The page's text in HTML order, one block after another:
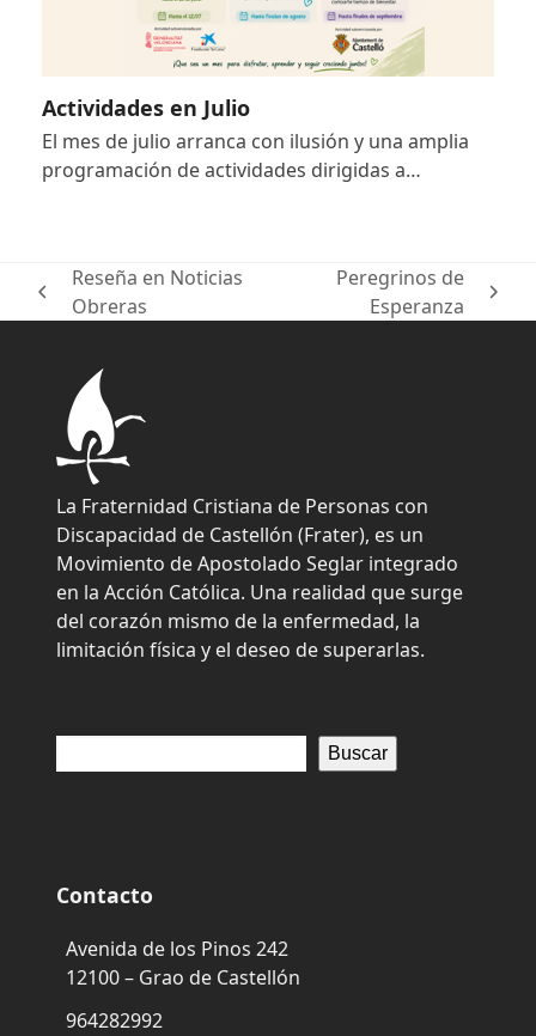
Actividades en Julio
El mes de julio arranca con ilusión y una amplia
programación de actividades dirigidas a…
previous
Reseña en Noticias
Obreras
Peregrinos de
Esperanza
La Fraternidad Cristiana de Personas con
Discapacidad de Castellón (Frater), es un
Movimiento de Apostolado Seglar integrado
en la Acción Católica. Una realidad que surge
del corazón mismo de la enfermedad, la
limitación física y el deseo de superarlas.
Buscar
Contacto
Avenida de los Pinos 242
12100 – Grao de Castellón
964282992